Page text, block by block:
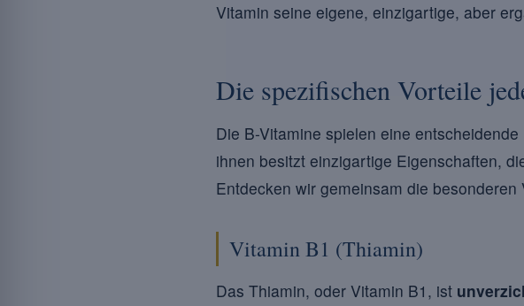
Vitamin seine eigene, einzigartige, aber
Die spezifischen Vorteile
Die B-Vitamine spielen eine
ihnen besitzt einzigartige Eigenschaften,
Entdecken wir gemeinsam die
Vitamin B1 (Thiamin)
Das Thiamin, oder Vitamin B1, ist